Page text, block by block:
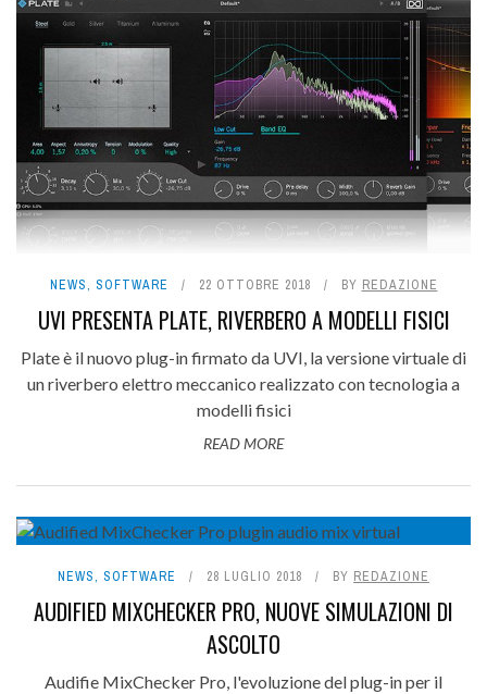
NEWS, SOFTWARE 22 OTTOBRE 2018 BY REDAZIONE
UVI PRESENTA PLATE, RIVERBERO A MODELLI FISICI
Plate è il nuovo plug-in firmato da UVI, la versione virtuale di
un riverbero elettro meccanico realizzato con tecnologia a
modelli fisici
READ MORE
NEWS, SOFTWARE 28 LUGLIO 2018 BY REDAZIONE
AUDIFIED MIXCHECKER PRO, NUOVE SIMULAZIONI DI
ASCOLTO
Audifie MixChecker Pro, l'evoluzione del plug-in per il